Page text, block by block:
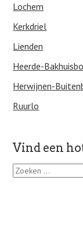
Lochem
Kerkdriel
Lienden
Heerde-
Herwijnen-
Ruurlo
Vind een
Z
o